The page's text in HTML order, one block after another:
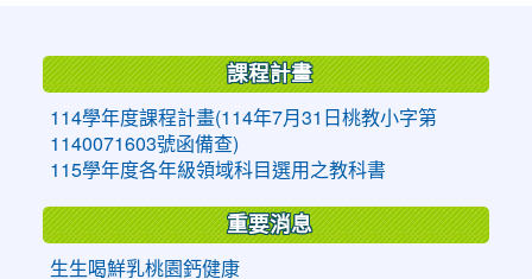
課程計畫
114學年度課程計畫(114年7月31日桃教小字第
1140071603號函備查)
115學年度各年級領域科目選用之教科書
重要消息
生生喝鮮乳桃園鈣健康